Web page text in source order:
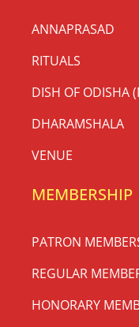
ANNAPRASAD
RITUALS
DISH OF ODISHA
DHARAMSHALA
VENUE
MEMBERSHIP
PATRON
REGULAR
HONORARY